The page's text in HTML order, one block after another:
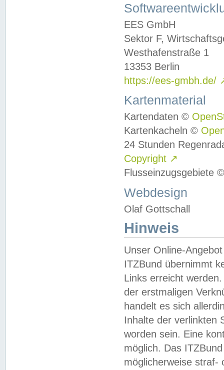
EES GmbH
Sektor F,
Westhafenstraße 1
13353 Berlin
https://ees-gmbh.de/
Kartenmaterial
Kartendaten ©
Kartenkacheln ©
24 Stunden
Copyright ↗
Flusseinzugsgebiete
Webdesign
Olaf Gottschall
Hinweis
Unser Online-
ITZBund übernimmt
Links erreicht
der erstmaligen
handelt es sich
Inhalte der verlinkten
worden sein. Eine
möglich. Das
möglicherweise straf-